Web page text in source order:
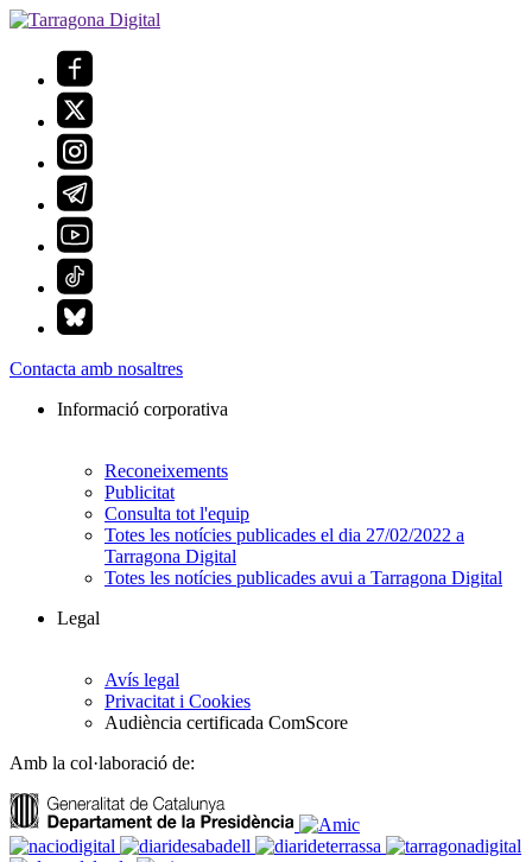
Contacta amb nosaltres
Informació corporativa
Reconeixements
Publicitat
Consulta tot l'equip
Totes les notícies publicades el dia 27/02/2022 a
Tarragona Digital
Totes les notícies publicades avui a Tarragona Digital
Legal
Avís legal
Privacitat i Cookies
Audiència certificada ComScore
Amb la col·laboració de: